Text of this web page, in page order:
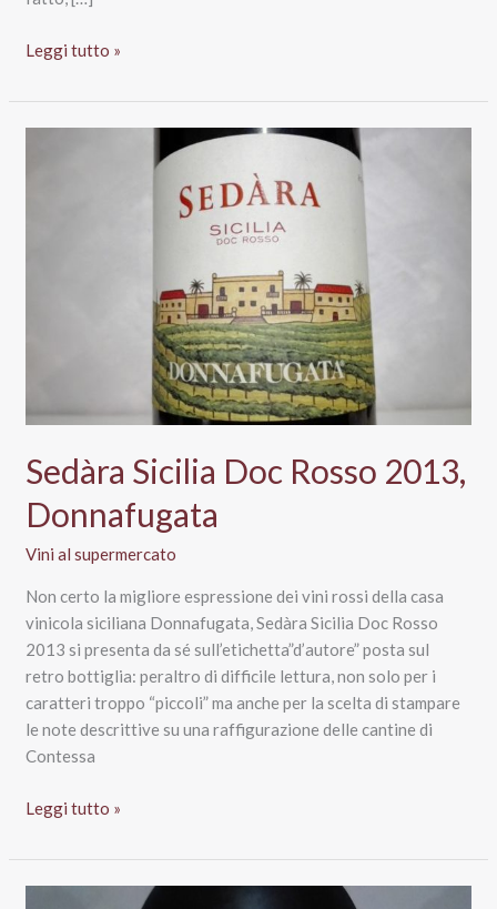
Gewurztraminer
D’Alsace
Aoc,
Leggi tutto »
Sedàra Sicilia Doc Rosso 2013,
Donnafugata
Vini al supermercato
Non certo la migliore espressione dei vini rossi della casa
vinicola siciliana Donnafugata, Sedàra Sicilia Doc Rosso
2013 si presenta da sé sull’etichetta”d’autore” posta sul
retro bottiglia: peraltro di difficile lettura, non solo per i
caratteri troppo “piccoli” ma anche per la scelta di stampare
le note descrittive su una raffigurazione delle cantine di
Contessa
Sedàra
Doc
Rosso
Leggi tutto »